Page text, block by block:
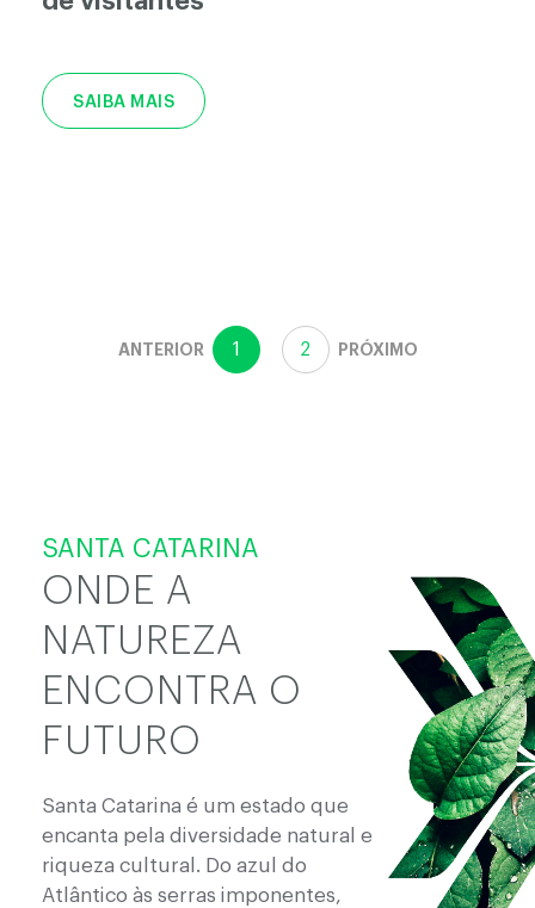
SAIBA MAIS
ANTERIOR 1 2 PRÓXIMO
SANTA CATARINA
ONDE A
NATUREZA
ENCONTRA O
FUTURO
Santa Catarina é um estado que
encanta pela diversidade natural e
riqueza cultural. Do azul do
Atlântico às serras imponentes,